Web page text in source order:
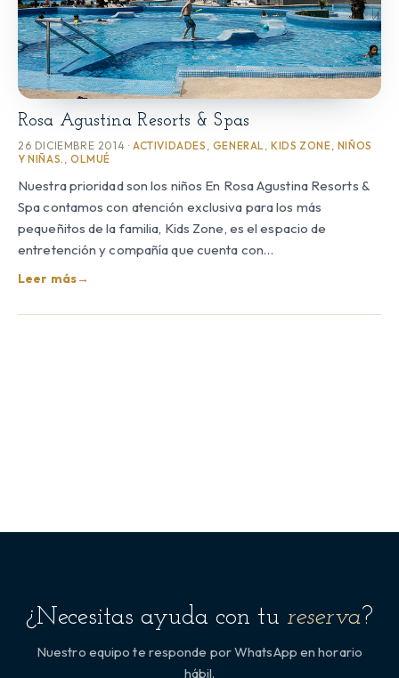
Rosa Agustina Resorts & Spas
26 DICIEMBRE 2014 · ACTIVIDADES , GENERAL,KIDS ZONE, NIÑOS
Y NIÑAS. ,OLMUÉ
Nuestra prioridad son los niños En Rosa Agustina Resorts &
Spa contamos con atención exclusiva para los más
pequeñitos de la familia, Kids Zone, es el espacio de
entretención y compañía que cuenta con…
Leer más→
¿Necesitas ayuda con tu reserva?
Nuestro equipo te responde por WhatsApp en horario
hábil.